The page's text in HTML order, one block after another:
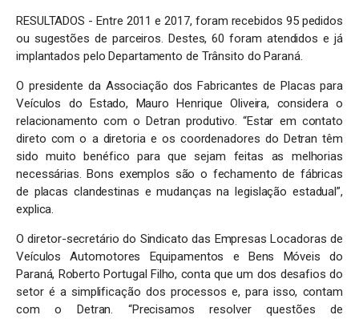
RESULTADOS - Entre 2011 e 2017, foram recebidos 95 pedidos
ou sugestões de parceiros. Destes, 60 foram atendidos e já
implantados pelo Departamento de Trânsito do Paraná.
O presidente da Associação dos Fabricantes de Placas para
Veículos do Estado, Mauro Henrique Oliveira, considera o
relacionamento com o Detran produtivo. “Estar em contato
direto com o a diretoria e os coordenadores do Detran têm
sido muito benéfico para que sejam feitas as melhorias
necessárias. Bons exemplos são o fechamento de fábricas
de placas clandestinas e mudanças na legislação estadual”,
explica.
O diretor-secretário do Sindicato das Empresas Locadoras de
Veículos Automotores Equipamentos e Bens Móveis do
Paraná, Roberto Portugal Filho, conta que um dos desafios do
setor é a simplificação dos processos e, para isso, contam
com o Detran. “Precisamos resolver questões de